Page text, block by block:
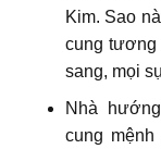
Kim. Sao
cung tương
sang, mọi
Nhà
cung